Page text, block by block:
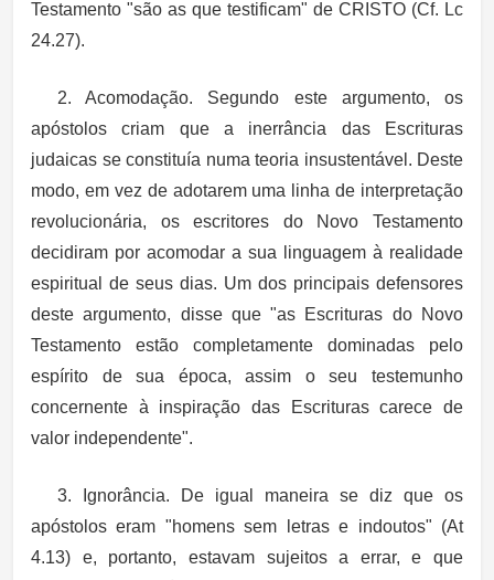
Testamento "são as que testificam" de CRISTO (Cf. Lc
24.27).
2. Acomodação. Segundo este argumento, os
apóstolos criam que a inerrância das Escrituras
judaicas se constituía numa teoria insustentável. Deste
modo, em vez de adotarem uma linha de interpretação
revolucionária, os escritores do Novo Testamento
decidiram por acomodar a sua linguagem à realidade
espiritual de seus dias. Um dos principais defensores
deste argumento, disse que "as Escrituras do Novo
Testamento estão completamente dominadas pelo
espírito de sua época, assim o seu testemunho
concernente à inspiração das Escrituras carece de
valor independente".
3. Ignorância. De igual maneira se diz que os
apóstolos eram "homens sem letras e indoutos" (At
4.13) e, portanto, estavam sujeitos a errar, e que